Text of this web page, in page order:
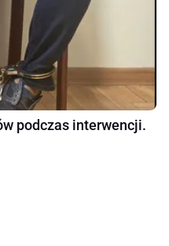
podczas interwencji.